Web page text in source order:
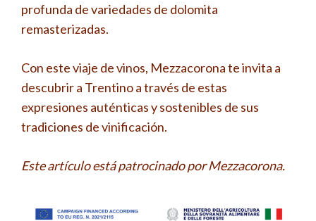
profunda de variedades de dolomita
remasterizadas.
Con este viaje de vinos, Mezzacorona te invita a
descubrir a Trentino a través de estas
expresiones auténticas y sostenibles de sus
tradiciones de vinificación.
Este artículo está patrocinado por Mezzacorona.